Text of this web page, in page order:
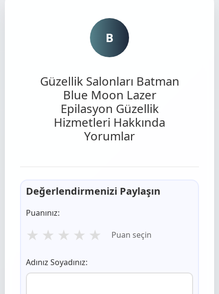
B
Güzellik Salonları Batman
Blue Moon Lazer
Epilasyon Güzellik
Hizmetleri Hakkında
Yorumlar
Değerlendirmenizi Paylaşın
Puanınız:
★ ★ ★ ★ ★ Puan seçin
Adınız Soyadınız: